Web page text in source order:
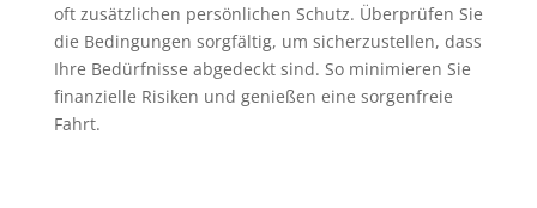
oft zusätzlichen persönlichen Schutz. Überprüfen Sie
die Bedingungen sorgfältig, um sicherzustellen, dass
Ihre Bedürfnisse abgedeckt sind. So minimieren Sie
finanzielle Risiken und genießen eine sorgenfreie
Fahrt.